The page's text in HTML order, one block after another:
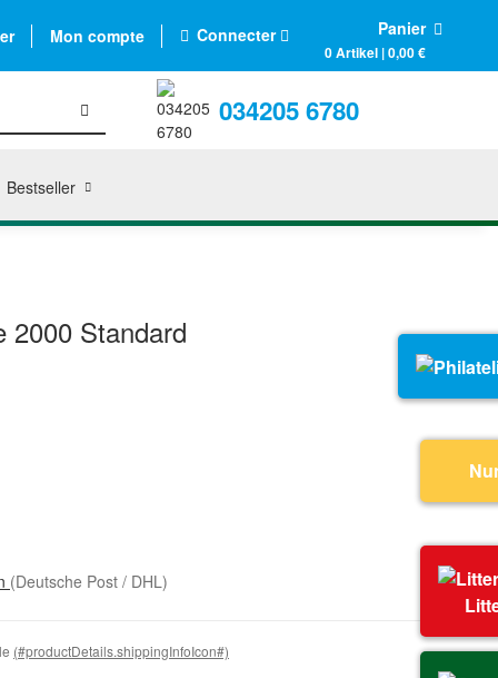
Mon compte Connecter Panier
0 Artikel | 0,00 €
034205 6780
Bestseller
2000 Standard
(Deutsche Post / DHL)
(#productDetails.shippingInfoIcon#)